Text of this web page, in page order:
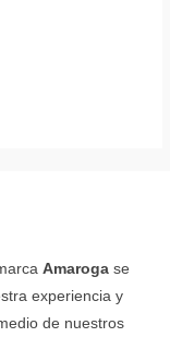
Amaroga se
experiencia y
de nuestros